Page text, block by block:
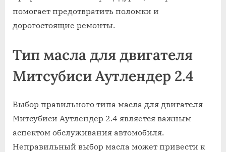
помогает предотвратить поломки и
дорогостоящие ремонты.
Тип масла для двигателя
Митсубиси Аутлендер 2.4
Выбор правильного типа масла для двигателя
Митсубиси Аутлендер 2.4 является важным
аспектом обслуживания автомобиля.
Неправильный выбор масла может привести к